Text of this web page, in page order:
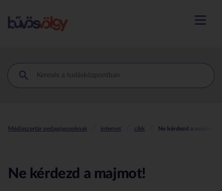
menü
Médiaszertár pedagógusoknak internet cikk Ne kérdezd a majmot!
Ne kérdezd a majmot!